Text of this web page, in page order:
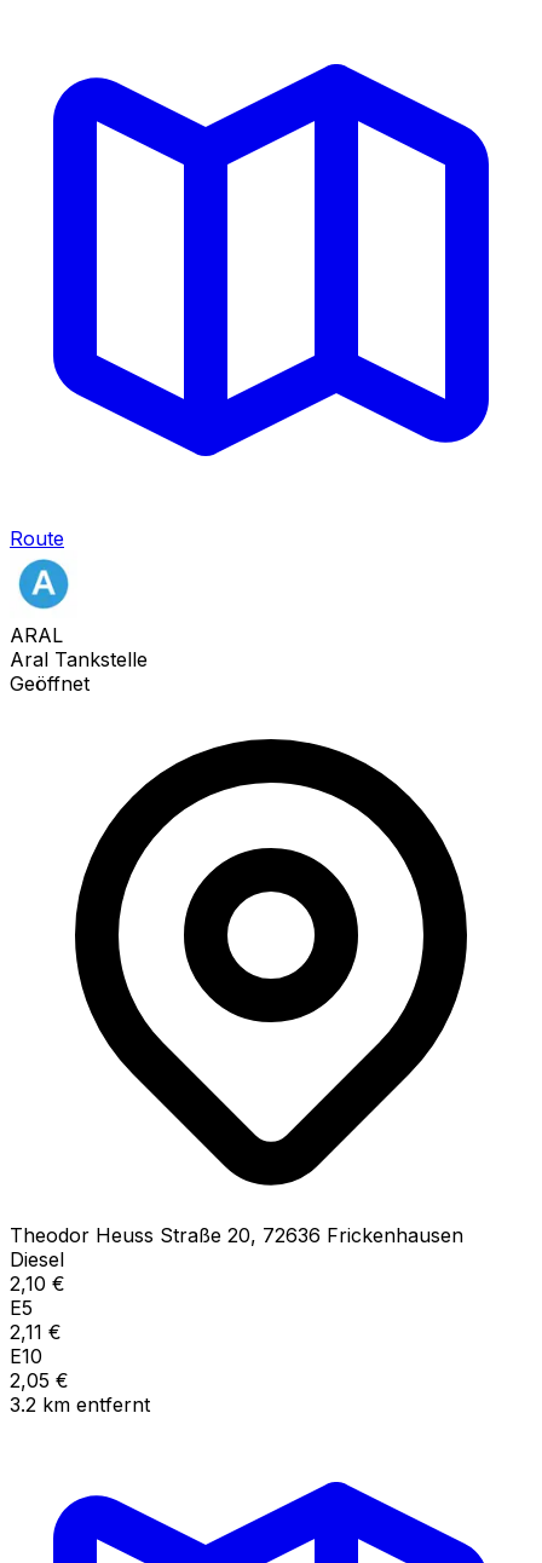
Route
ARAL
Aral Tankstelle
Geöffnet
Theodor Heuss Straße 20, 72636 Frickenhausen
Diesel
2,10 €
E5
2,11 €
E10
2,05 €
3.2 km entfernt